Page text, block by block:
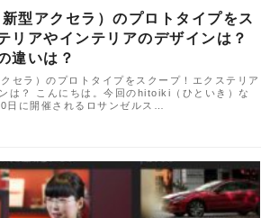
型アクセラ）のプロトタイプをス
リアやインテリアのデザインは？
違いは？
セラ）のプロトタイプをスクープ！エクステリア
は？ こんにちは。今回のhitoiki（ひといき）な
日に開催されるロサンゼルス…